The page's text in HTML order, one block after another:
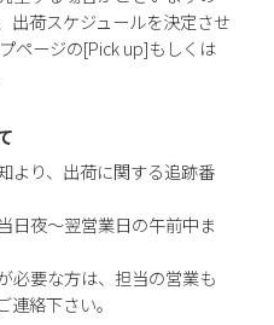
出荷スケジュールを決定させ
ページの[Pick up]もしくは
より、出荷に関する追跡番
日夜～翌営業日の午前中ま
必要な方は、担当の営業も
連絡下さい。